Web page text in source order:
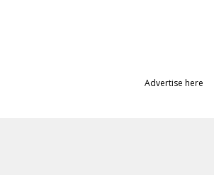
Advertise here